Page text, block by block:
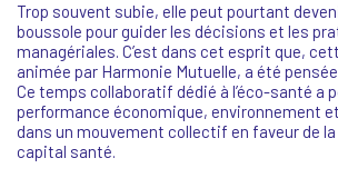
Trop souvent subie, elle peut pourtant
boussole pour guider les décisions et les
managériales. C’est dans cet esprit que,
animée par Harmonie Mutuelle, a été
Ce temps collaboratif dédié à l’éco-santé a
performance économique, environnement
dans un mouvement collectif en faveur de
capital santé.